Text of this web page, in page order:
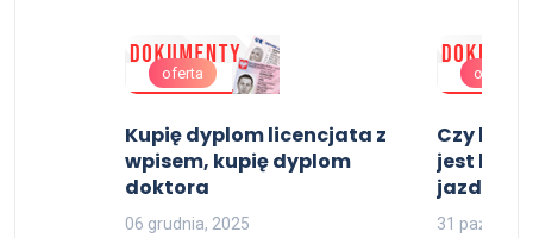
oferta
Kupię dyplom licencjata z
wpisem, kupię dyplom
doktora
06 grudnia, 2025
oferta
Czy
jest
jazdy
31